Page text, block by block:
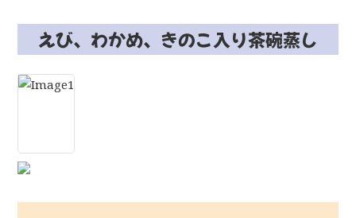
えび、わかめ、きのこ入り茶碗蒸し